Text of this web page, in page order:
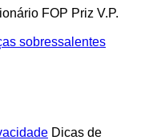
FOP Priz V.P.
sobressalentes
Dicas de